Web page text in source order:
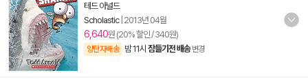
테드 아널드
Scholastic| 2013년 04월
6,640원 (20% 할인 / 340원)
양탄자배송 밤 11시 잠들기전 배송 변경